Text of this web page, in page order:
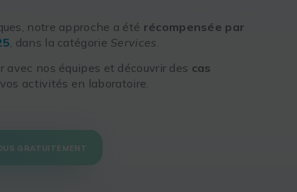
notre approche a été récompensée par
, dans la catégorie Services
avec nos équipes et découvrir des cas
activités en laboratoire.
GRATUITEMENT